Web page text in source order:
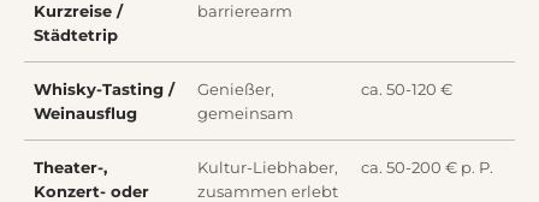
Kurzreise /
Städtetrip
barrierearm
Whisky-Tasting /
Weinausflug
Genießer,
gemeinsam
ca. 50-120 €
Theater-,
Konzert- oder
Kultur-Liebhaber,
zusammen erlebt
ca. 50-200 € p. P.